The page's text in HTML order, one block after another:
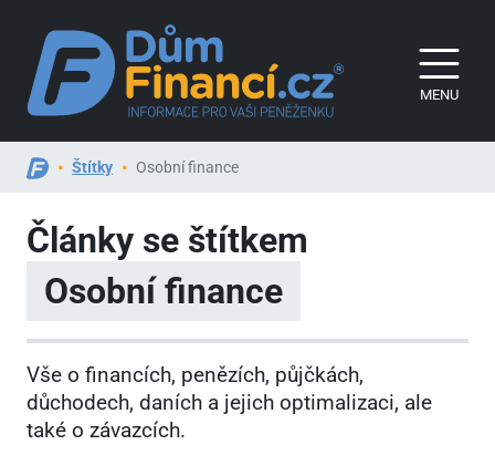
MENU
Štítky Osobní finance
Články se štítkem
Osobní finance
Vše o financích, penězích, půjčkách,
důchodech, daních a jejich optimalizaci, ale
také o závazcích.